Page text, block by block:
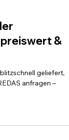
&
anfragen –